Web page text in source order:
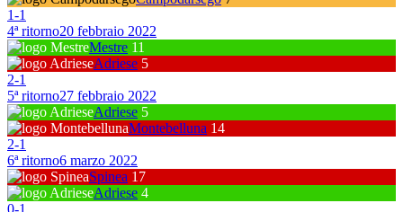
1-1
4ª ritorno20 febbraio 2022
Mestre 11
Adriese 5
2-1
5ª ritorno27 febbraio 2022
Adriese 5
Montebelluna 14
2-1
6ª ritorno6 marzo 2022
Spinea 17
Adriese 4
0-1